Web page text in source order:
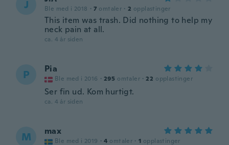
J Ble med i 2018 · 7 omtaler · 2 opplastinger
This item was trash. Did nothing to help my
neck pain at all.
ca. 4 år siden
P Pia
Ble med i 2016 · 295 omtaler · 22 opplastinger
Ser fin ud. Kom hurtigt.
ca. 4 år siden
M max
Ble med i 2019 · 4 omtaler · 1 opplastinger